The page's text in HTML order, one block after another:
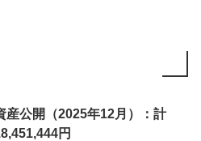
産公開（2025年12月）：計
円